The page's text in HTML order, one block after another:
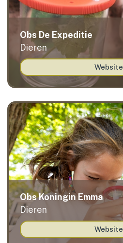
Obs De Expeditie
Dieren
Website
Obs Koningin Emma
Dieren
Website